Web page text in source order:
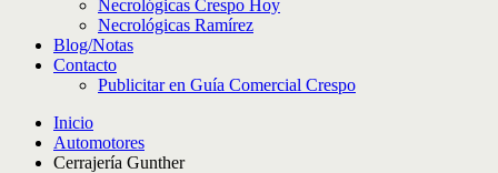
Necrológicas Crespo Hoy
Necrológicas Ramírez
Blog/Notas
Contacto
Publicitar en Guía Comercial Crespo
Inicio
Automotores
Cerrajería Gunther